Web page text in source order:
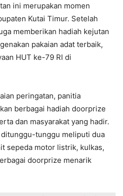
ini merupakan momen
Kutai Timur. Setelah
memberikan hadiah kejutan
pakaian adat terbaik,
HUT ke-79 RI di
peringatan, panitia
berbagai hadiah doorprize
dan masyarakat yang hadir.
tunggu meliputi dua
sepeda motor listrik, kulkas,
doorprize menarik